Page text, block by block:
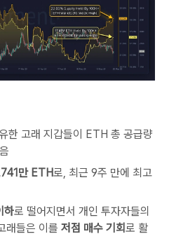
한 고래 지갑들이 ETH 총 공급량
만 ETH로, 최근 9주 만에 최고
하로 떨어지면서 개인 투자자들의
래들은 이를 저점 매수 기회로 활